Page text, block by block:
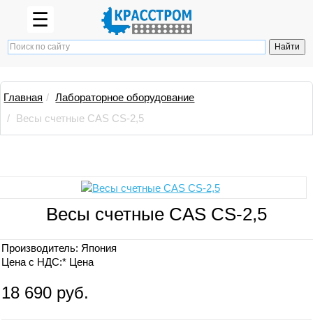
☰
Главная
Лабораторное оборудование
Весы счетные CAS CS-2,5
Весы счетные CAS CS-2,5
Производитель: Япония
Цена с НДС:* Цена
18 690 руб.